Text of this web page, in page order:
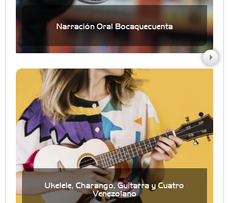
Narración Oral Bocaquecuenta
Ukelele, Charango, Guitarra y Cuatro
Venezolano